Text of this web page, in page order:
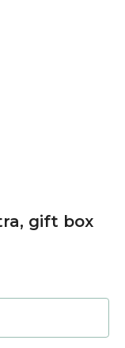
gift box